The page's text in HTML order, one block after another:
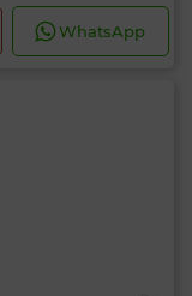
WhatsApp